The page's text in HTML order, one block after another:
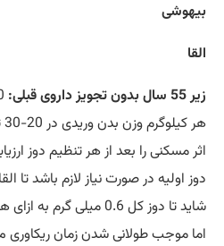
بیهوشی
القا
زیر 55 سال بدون تجویز داروی قبلی:
دوز اولیه در صورت نیاز لازم باشد تا
شاید تا دوز کل 0.6 میلی
اما موجب طولانی شدن زمان